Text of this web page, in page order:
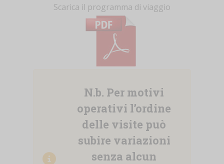
Scarica il programma di viaggio
N.b. Per motivi
operativi l’ordine
delle visite può
subire variazioni
senza alcun